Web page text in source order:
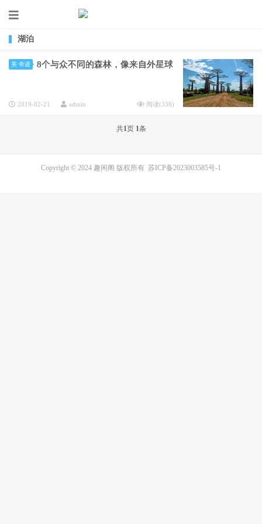
湖泊
美·奇迹 8个与众不同的森林，像来自外星球
2019-02-21 admin 阅读(338)
共1页 1条
Copyright © 2024 趣闲阁 版权所有 苏ICP备2023003585号-1